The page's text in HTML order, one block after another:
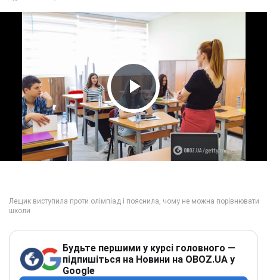
Play Video
Будьте першими у курсі головного —
підпишіться на Новини на OBOZ.UA у
Google